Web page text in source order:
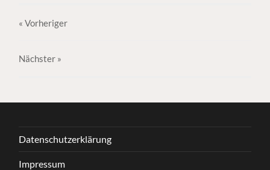
« Vorheriger
Nächster »
Datenschutzerklärung
Impressum